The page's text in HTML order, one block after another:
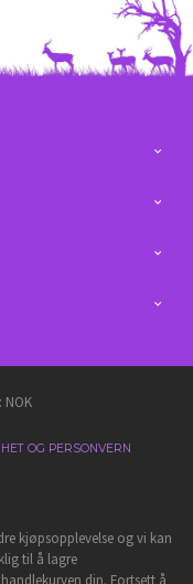
: NOK
OG PERSONVERN
kjøpsopplevelse og vi kan
til å lagre